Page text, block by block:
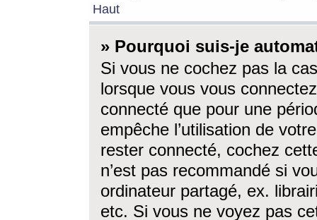
Haut
» Pourquoi suis-je
Si vous ne cochez pas la
lorsque vous vous
connecté que pour une
empêche l’utilisation de
rester connecté, cochez
n’est pas recommandé si
ordinateur partagé, ex.
etc. Si vous ne voyez pas